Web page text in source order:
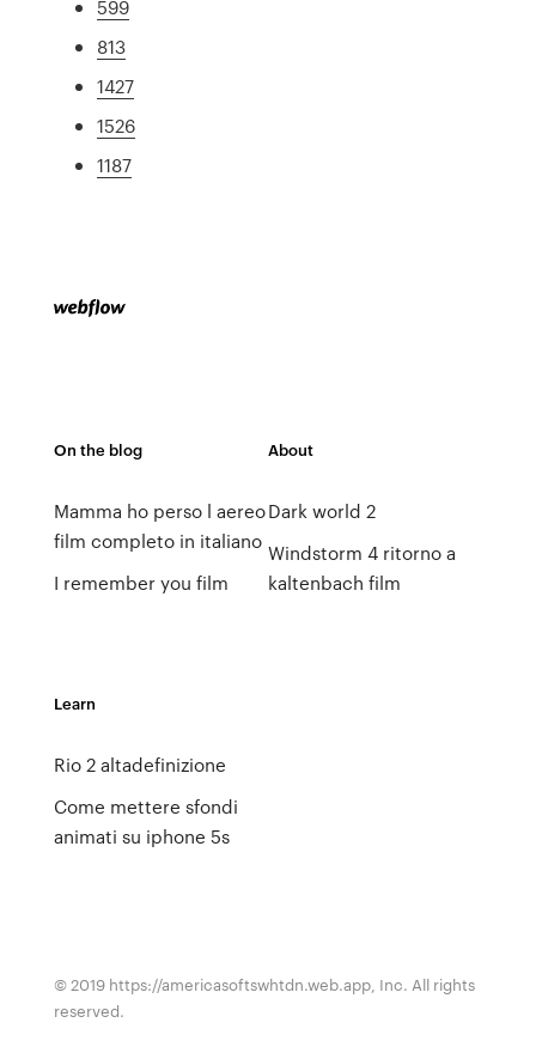
599
813
1427
1526
1187
On the blog
Mamma ho perso l aereo
film completo in italiano
I remember you film
About
Dark world 2
Windstorm 4 ritorno a
kaltenbach film
Learn
Rio 2 altadefinizione
Come mettere sfondi
animati su iphone 5s
© 2019 https://americasoftswhtdn.web.app, Inc. All rights
reserved.